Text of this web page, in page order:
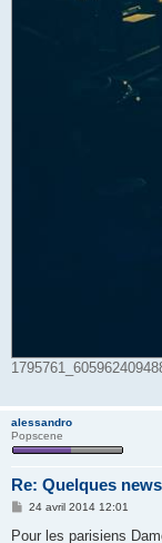
alessandro
Popscene
Re: Quelques
M
s
24 avril 2014 12:01
Pour les parisiens